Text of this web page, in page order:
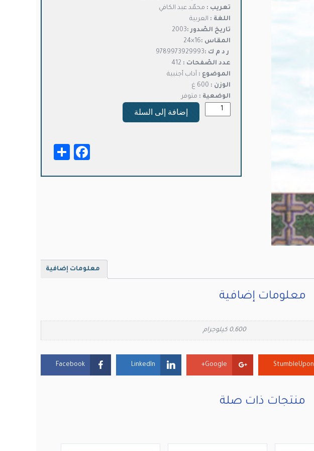
تعريب : محمّد عبد الكافي
اللغة : العربية
تاريخ الصّدور :2003
المقاس :16×24
ر د م ك :9789973929993
عدد الصّفحات :
الموضوع : آداب أجنبية
الوزن :
الوضعية : متوفر
إضافة إلى السلة
Facebook
معلومات إضافية
معلومات إضافية
0,600 كيلوجرام
Facebook LinkedIn Google+ StumbleUpon
منتجات ذات صلة